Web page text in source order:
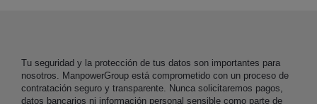
Tu seguridad y la protección de tus datos son importantes para
nosotros. ManpowerGroup está comprometido con un proceso de
contratación seguro y transparente. Nunca solicitaremos pagos,
datos bancarios ni información personal sensible como parte de